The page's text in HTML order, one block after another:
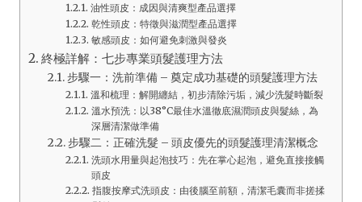
油性頭皮：成因與清爽型產品選擇
乾性頭皮：特徵與滋潤型產品選擇
敏感頭皮：如何避免刺激與發炎
終極詳解：七步專業頭髮護理方法
步驟一：洗前準備 – 奠定成功基礎的頭髮護理方法
溫和梳理：解開纏結，初步清除污垢，減少洗髮時斷裂
溫水預洗：以38°C最佳水溫徹底濕潤頭皮與髮絲，為
深層清潔做準備
步驟二：正確洗髮 – 頭皮優先的頭髮護理清潔概念
洗頭水用量與起泡技巧：先在掌心起泡，避免直接接觸
頭皮
指腹按摩式洗頭皮：由後腦至前額，清潔毛囊而非搓揉